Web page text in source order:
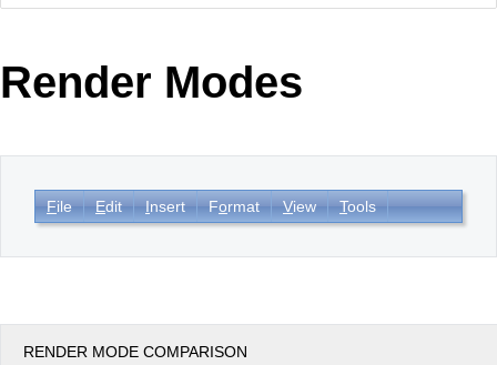
Your Account
Request Trial
MetroTouch
Office2007
Office2010Black
WebBlue
Windows7
Render Modes
File Edit Insert Format View Tools
RENDER MODE COMPARISON